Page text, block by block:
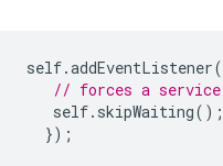
self.addEventListener(
// forces a service
self. skipWaiting();
});